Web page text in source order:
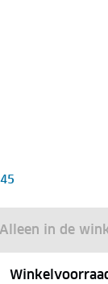
Alleen in de